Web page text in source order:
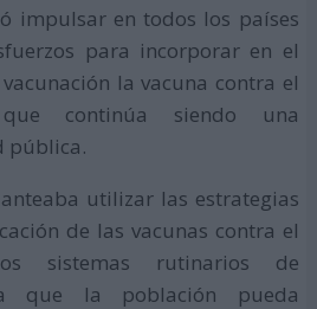
impulsar en todos los países
para incorporar en el
la vacuna contra el
que continúa siendo una
pública.
utilizar las estrategias
de las vacunas contra el
sistemas rutinarios de
que la población pueda